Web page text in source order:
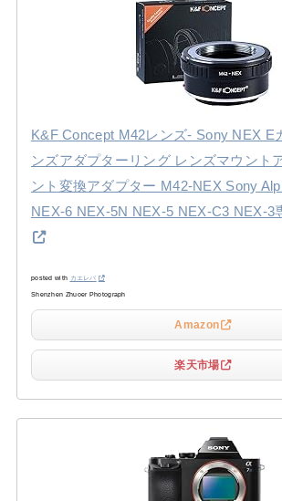
K&F Concept M42レンズ- Sony NEX E
ンズアダプターリング レンズマウント
ント変換アダプター M42-NEX Sony
NEX-6 NEX-5N NEX-5 NEX-C3 NEX-3
posted with カエレバ
Shenzhen Zhuoer Photograph
Amazon
楽天市場